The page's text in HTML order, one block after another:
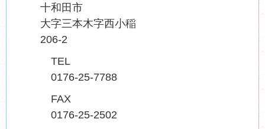
十和田市
大字三本木字西小稲
206-2
TEL
0176-25-7788
FAX
0176-25-2502